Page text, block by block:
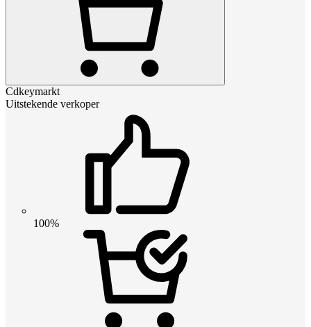
Cdkeymarkt
Uitstekende verkoper
100%